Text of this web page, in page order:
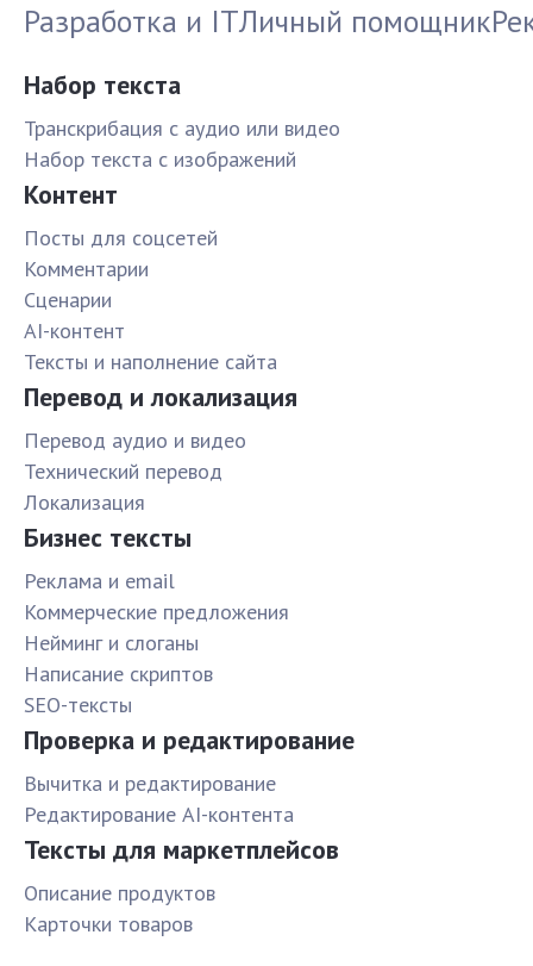
Разработка и ITЛичный помощник
Набор текста
Транскрибация с аудио или видео
Набор текста с изображений
Контент
Посты для соцсетей
Комментарии
Сценарии
AI-контент
Тексты и наполнение сайта
Перевод и локализация
Перевод аудио и видео
Технический перевод
Локализация
Бизнес тексты
Реклама и email
Коммерческие предложения
Нейминг и слоганы
Написание скриптов
SEO-тексты
Проверка и редактирование
Вычитка и редактирование
Редактирование AI-контента
Тексты для маркетплейсов
Описание продуктов
Карточки товаров